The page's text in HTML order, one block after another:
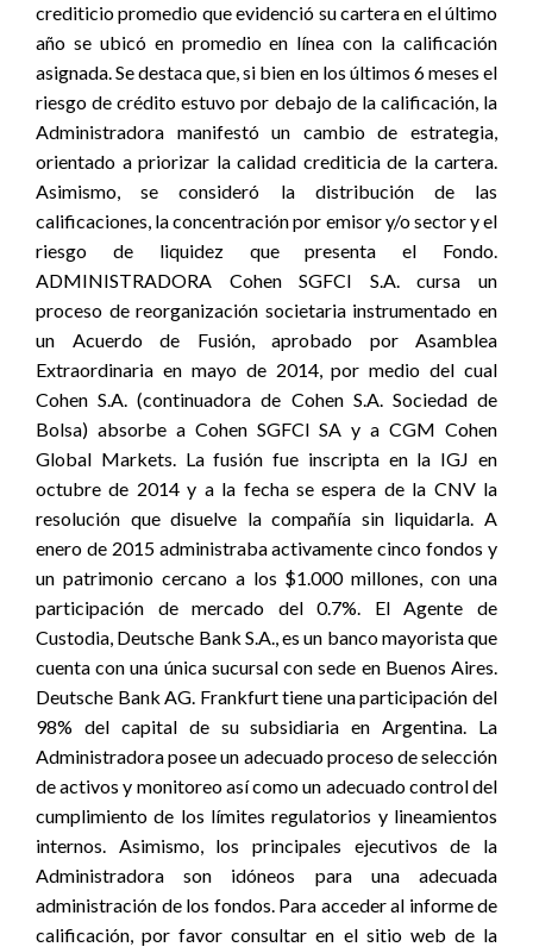
crediticio promedio que evidenció su cartera en el último
año se ubicó en promedio en línea con la calificación
asignada. Se destaca que, si bien en los últimos 6 meses el
riesgo de crédito estuvo por debajo de la calificación, la
Administradora manifestó un cambio de estrategia,
orientado a priorizar la calidad crediticia de la cartera.
Asimismo, se consideró la distribución de las
calificaciones, la concentración por emisor y/o sector y el
riesgo de liquidez que presenta el Fondo.
ADMINISTRADORA Cohen SGFCI S.A. cursa un
proceso de reorganización societaria instrumentado en
un Acuerdo de Fusión, aprobado por Asamblea
Extraordinaria en mayo de 2014, por medio del cual
Cohen S.A. (continuadora de Cohen S.A. Sociedad de
Bolsa) absorbe a Cohen SGFCI SA y a CGM Cohen
Global Markets. La fusión fue inscripta en la IGJ en
octubre de 2014 y a la fecha se espera de la CNV la
resolución que disuelve la compañía sin liquidarla. A
enero de 2015 administraba activamente cinco fondos y
un patrimonio cercano a los $1.000 millones, con una
participación de mercado del 0.7%. El Agente de
Custodia, Deutsche Bank S.A., es un banco mayorista que
cuenta con una única sucursal con sede en Buenos Aires.
Deutsche Bank AG. Frankfurt tiene una participación del
98% del capital de su subsidiaria en Argentina. La
Administradora posee un adecuado proceso de selección
de activos y monitoreo así como un adecuado control del
cumplimiento de los límites regulatorios y lineamientos
internos. Asimismo, los principales ejecutivos de la
Administradora son idóneos para una adecuada
administración de los fondos. Para acceder al informe de
calificación, por favor consultar en el sitio web de la